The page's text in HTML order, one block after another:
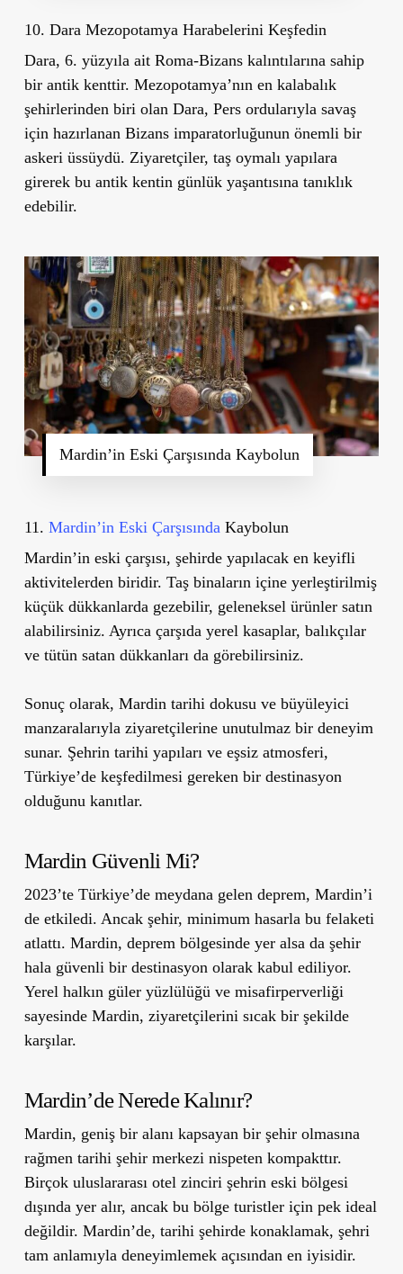
10. Dara Mezopotamya Harabelerini Keşfedin
Dara, 6. yüzyıla ait Roma-Bizans kalıntılarına sahip
bir antik kenttir. Mezopotamya’nın en kalabalık
şehirlerinden biri olan Dara, Pers ordularıyla savaş
için hazırlanan Bizans imparatorluğunun önemli bir
askeri üssüydü. Ziyaretçiler, taş oymalı yapılara
girerek bu antik kentin günlük yaşantısına tanıklık
edebilir.
Mardin’in Eski Çarşısında Kaybolun
11. Mardin’in Eski ÇarşısındaKaybolun
Mardin’in eski çarşısı, şehirde yapılacak en keyifli
aktivitelerden biridir. Taş binaların içine yerleştirilmiş
küçük dükkanlarda gezebilir, geleneksel ürünler satın
alabilirsiniz. Ayrıca çarşıda yerel kasaplar, balıkçılar
ve tütün satan dükkanları da görebilirsiniz.
Sonuç olarak, Mardin tarihi dokusu ve büyüleyici
manzaralarıyla ziyaretçilerine unutulmaz bir deneyim
sunar. Şehrin tarihi yapıları ve eşsiz atmosferi,
Türkiye’de keşfedilmesi gereken bir destinasyon
olduğunu kanıtlar.
Mardin Güvenli Mi?
2023’te Türkiye’de meydana gelen deprem, Mardin’i
de etkiledi. Ancak şehir, minimum hasarla bu felaketi
atlattı. Mardin, deprem bölgesinde yer alsa da şehir
hala güvenli bir destinasyon olarak kabul ediliyor.
Yerel halkın güler yüzlülüğü ve misafirperverliği
sayesinde Mardin, ziyaretçilerini sıcak bir şekilde
karşılar.
Mardin’de Nerede Kalınır?
Mardin, geniş bir alanı kapsayan bir şehir olmasına
rağmen tarihi şehir merkezi nispeten kompakttır.
Birçok uluslararası otel zinciri şehrin eski bölgesi
dışında yer alır, ancak bu bölge turistler için pek ideal
değildir. Mardin’de, tarihi şehirde konaklamak, şehri
tam anlamıyla deneyimlemek açısından en iyisidir.